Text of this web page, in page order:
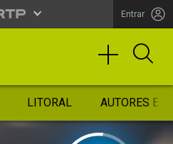
Entrar
LITORAL AUTORES